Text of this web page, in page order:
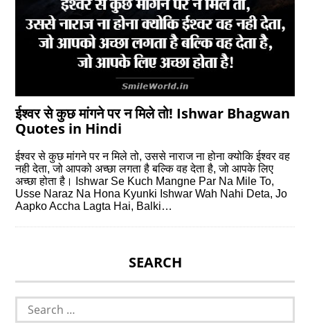
ईश्वर से कुछ मांगने पर न मिले तो! Ishwar Bhagwan
Quotes in Hindi
ईश्वर से कुछ मांगने पर न मिले तो, उससे नाराज ना होना क्योकि ईश्वर वह
नही देता, जो आपको अच्छा लगता है बल्कि वह देता है, जो आपके लिए
अच्छा होता है। Ishwar Se Kuch Mangne Par Na Mile To,
Usse Naraz Na Hona Kyunki Ishwar Wah Nahi Deta, Jo
Aapko Accha Lagta Hai, Balki…
SEARCH
Search
for: